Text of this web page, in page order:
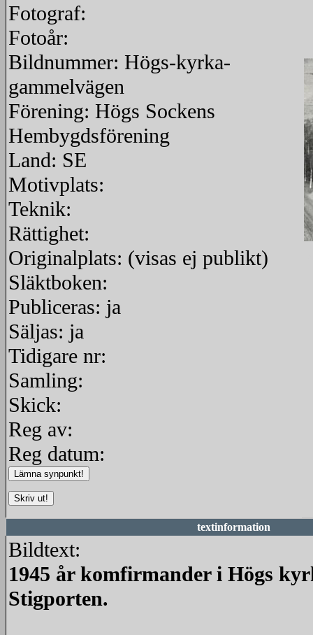
Fotograf:
Fotoår:
Bildnummer: Högs-kyrka-
gammelvägen
Förening: Högs Sockens
Hembygdsförening
Land: SE
Motivplats:
Teknik:
Rättighet:
Originalplats: (visas ej publikt)
Släktboken:
Publiceras: ja
Säljas: ja
Tidigare nr:
Samling:
Skick:
Reg av:
Reg datum:
textinformation
Bildtext:
1945 år komfirmander i Högs
Stigporten.